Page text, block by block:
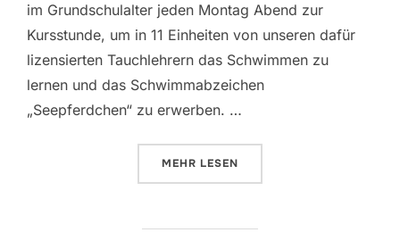
im Grundschulalter jeden Montag Abend zur
Kursstunde, um in 11 Einheiten von unseren dafür
lizensierten Tauchlehrern das Schwimmen zu
lernen und das Schwimmabzeichen
„Seepferdchen“ zu erwerben. …
MEHR ÜBER „KINDERSCHWIMMKURS
LESEN